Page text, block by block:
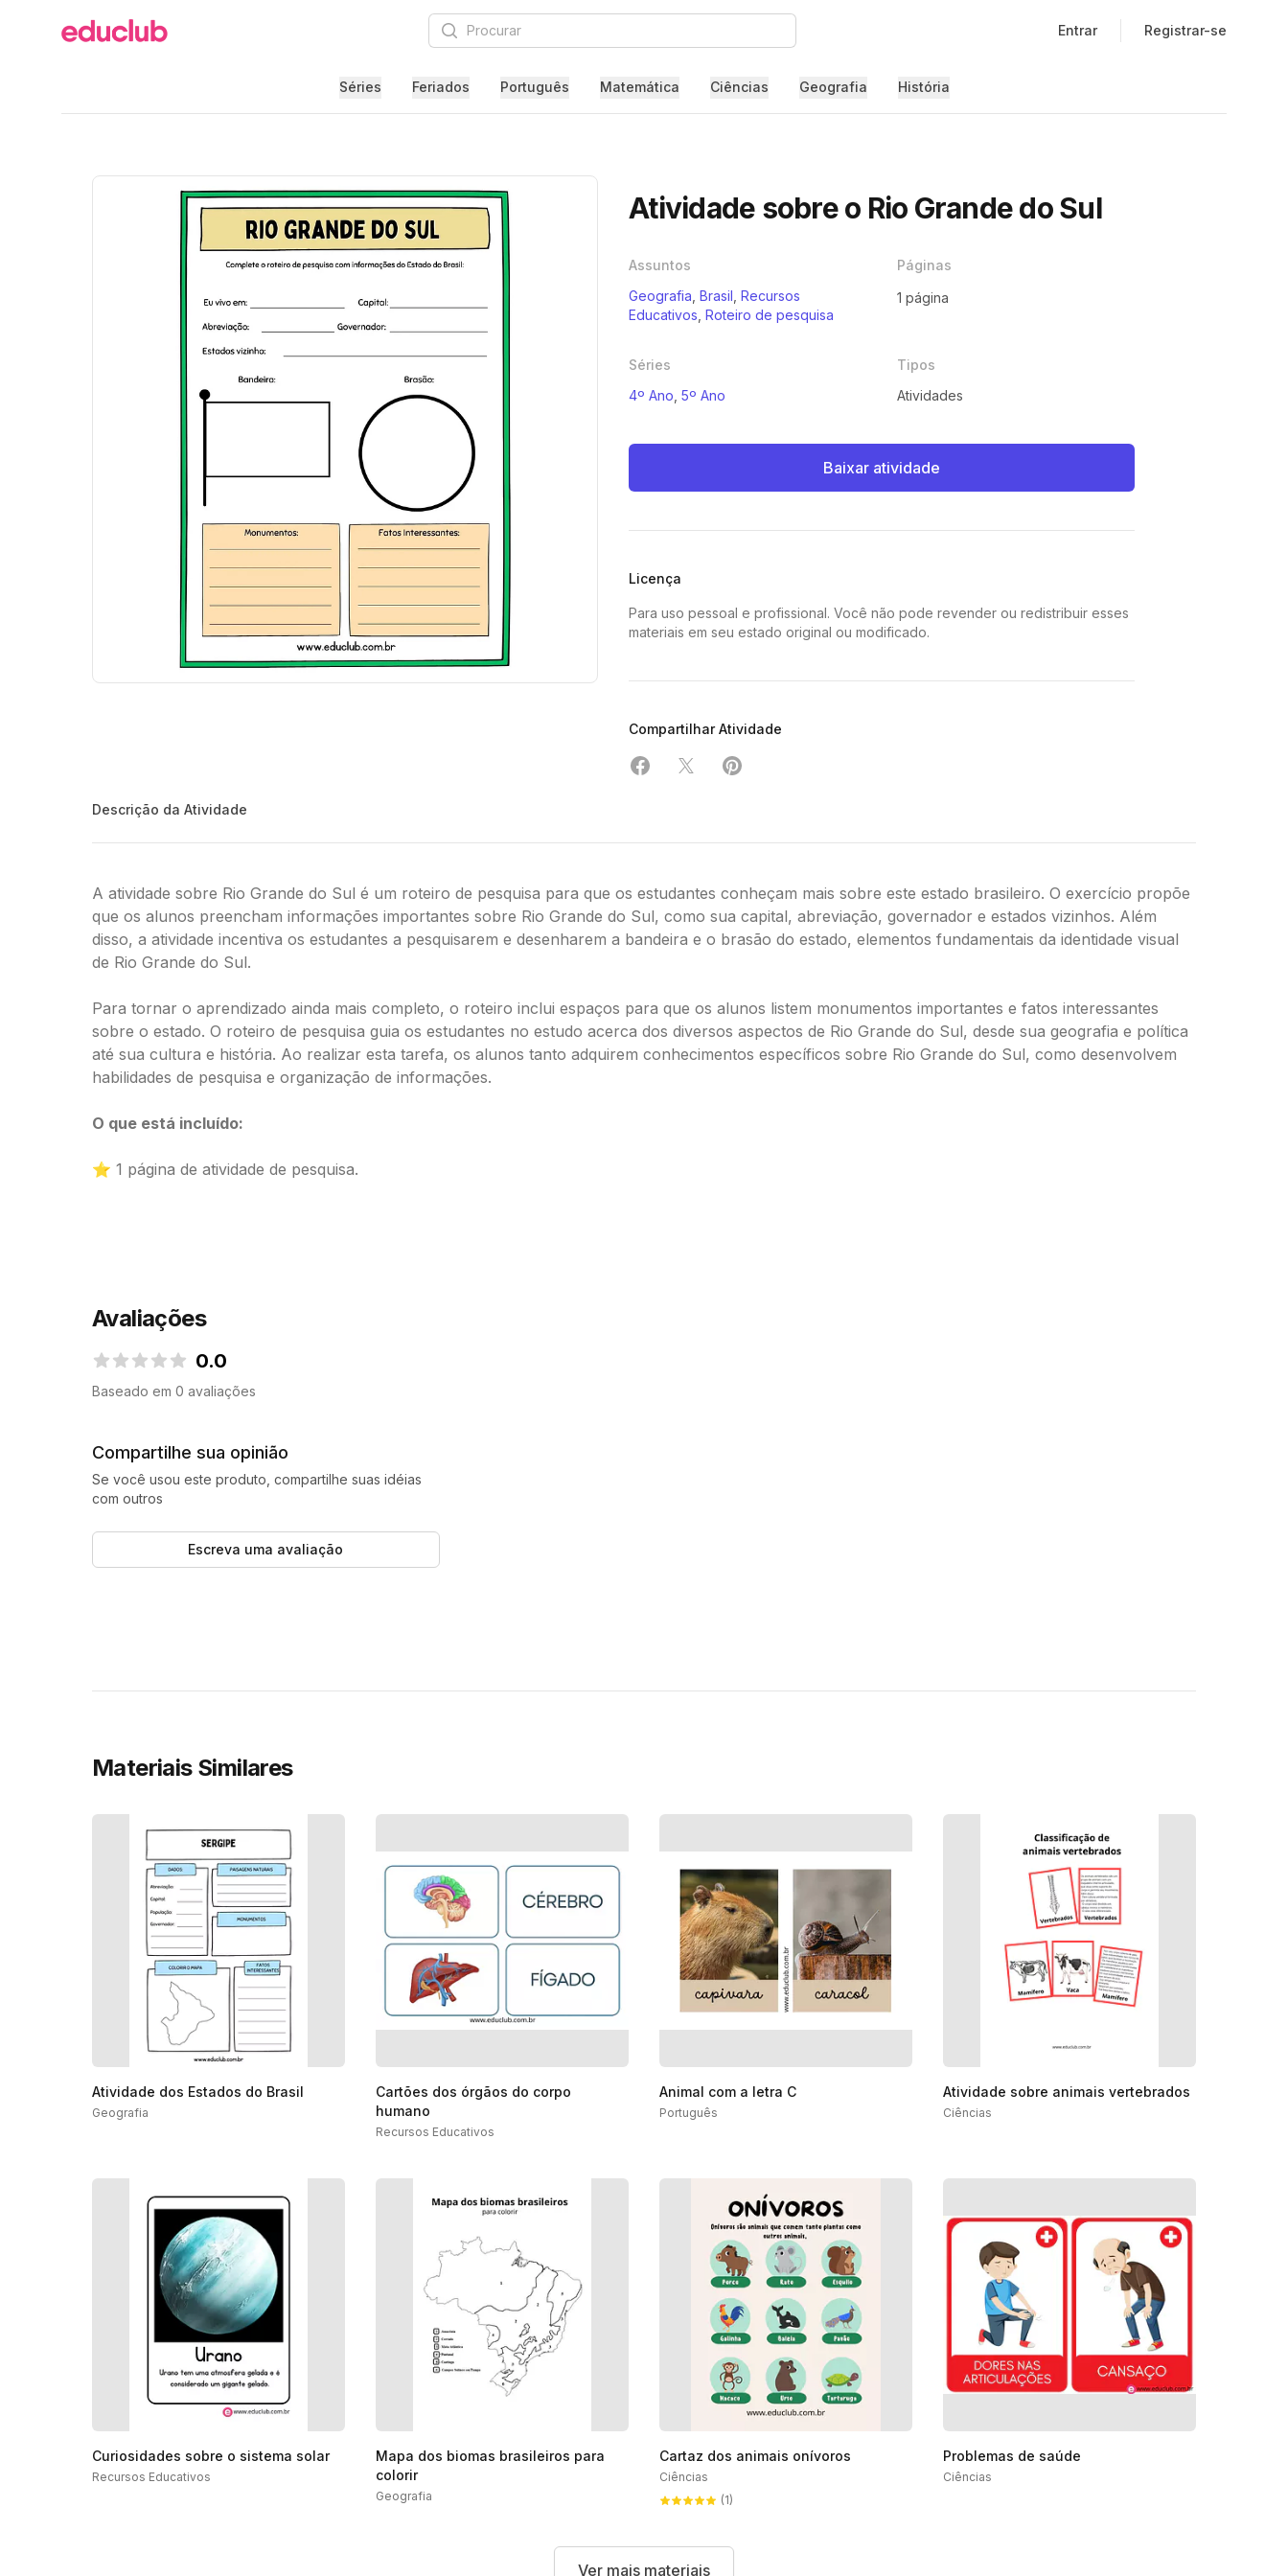
Educlub Procurar Entrar Registrar-se
Séries Feriados Português Matemática Ciências Geografia História
Atividade sobre o Rio Grande do Sul
Assuntos
Geografia Brasil Recursos
Educativos Roteiro de pesquisa
Páginas
1 página
Séries
4º Ano 5º Ano
Tipos
Atividades
Baixar atividade
Licença
Para uso pessoal e profissional. Você não pode revender ou redistribuir esses
materiais em seu estado original ou modificado.
Compartilhar Atividade
Compartilhar em Facebook
Compartilhar em X
Compartilhar em Pinterest
Descrição da Atividade
A atividade sobre Rio Grande do Sul é um roteiro de pesquisa para que os estudantes conheçam mais sobre este estado brasileiro. O exercício propõe
que os alunos preencham informações importantes sobre Rio Grande do Sul, como sua capital, abreviação, governador e estados vizinhos. Além
disso, a atividade incentiva os estudantes a pesquisarem e desenharem a bandeira e o brasão do estado, elementos fundamentais da identidade visual
de Rio Grande do Sul.
Para tornar o aprendizado ainda mais completo, o roteiro inclui espaços para que os alunos listem monumentos importantes e fatos interessantes
sobre o estado. O roteiro de pesquisa guia os estudantes no estudo acerca dos diversos aspectos de Rio Grande do Sul, desde sua geografia e política
até sua cultura e história. Ao realizar esta tarefa, os alunos tanto adquirem conhecimentos específicos sobre Rio Grande do Sul, como desenvolvem
habilidades de pesquisa e organização de informações.
O que está incluído:
⭐ 1 página de atividade de pesquisa.
Avaliações
0.0
Baseado em 0 avaliações
Compartilhe sua opinião
Se você usou este produto, compartilhe suas idéias
com outros
Escreva uma avaliação
Materiais Similares
Atividade dos Estados do Brasil
Geografia
Cartões dos órgãos do corpo
humano
Recursos Educativos
Animal com a letra C
Português
Atividade sobre animais vertebrados
Ciências
Curiosidades sobre o sistema solar
Recursos Educativos
Mapa dos biomas brasileiros para
colorir
Geografia
Cartaz dos animais onívoros
Ciências
(1)
Problemas de saúde
Ciências
Ver mais materiais